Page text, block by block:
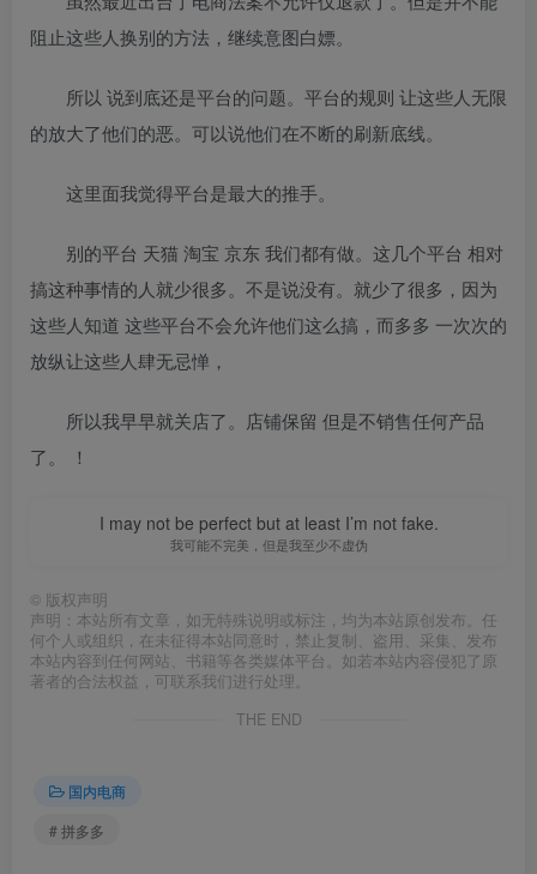
阻止这些人换别的方法，继续意图白嫖。
所以 说到底还是平台的问题。平台的规则 让这些人无限
的放大了他们的恶。可以说他们在不断的刷新底线。
这里面我觉得平台是最大的推手。
别的平台 天猫 淘宝 京东 我们都有做。这几个平台 相对
搞这种事情的人就少很多。不是说没有。就少了很多，因为
这些人知道 这些平台不会允许他们这么搞，而多多 一次次的
放纵让这些人肆无忌惮，
所以我早早就关店了。店铺保留 但是不销售任何产品
了。 ！
I may not be perfect but at least I’m not fake.
我可能不完美，但是我至少不虚伪
© 版权声明
声明：本站所有文章，如无特殊说明或标注，均为本站原创发布。任
何个人或组织，在未征得本站同意时，禁止复制、盗用、采集、发布
本站内容到任何网站、书籍等各类媒体平台。如若本站内容侵犯了原
著者的合法权益，可联系我们进行处理。
THE END
国内电商
# 拼多多